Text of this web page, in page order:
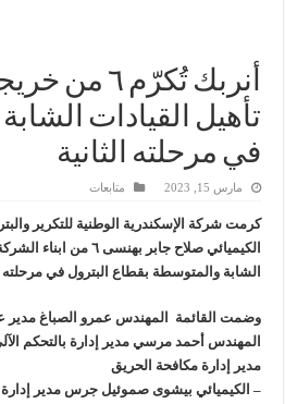
وزير البترول والثروة المعدنية يتفقد استئناف أعمال الحفر بحقل البركة في
أنربك تُكرّم ٦
تأهيل القيادات
في مرحلته الثانية
مارس 15, 2023 متابعات
كرمت شركة الإسكندرية الوطنية للتكرير
الكيميائي صلاح جابر
الشابة والمتوسطة بقطاع البترول في مرحلته
وضمت القائمة المهندس عمرو الصباغ مدير
المهندس أحمد مرسي مدير إدارة بالتحكم
مدير إدارة مكافحة الحريق
– الكيميائي بيشوى صموئيل جرس مدير